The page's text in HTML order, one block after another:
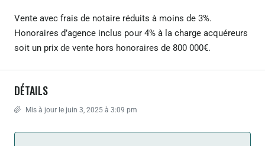
Vente avec frais de notaire réduits à moins de 3%.
Honoraires d’agence inclus pour 4% à la charge acquéreurs
soit un prix de vente hors honoraires de 800 000€.
DÉTAILS
Mis à jour le juin 3, 2025 à 3:09 pm